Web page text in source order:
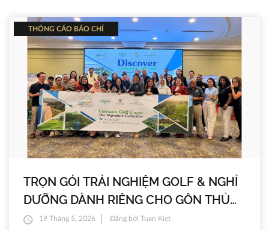
THÔNG CÁO BÁO CHÍ
TRỌN GÓI TRẢI NGHIỆM GOLF & NGHỈ
DƯỠNG DÀNH RIÊNG CHO GÔN THỦ
MALAYSIA TẠI ĐÀ NẴNG
19 Tháng 5, 2026 Đăng bởi Tuan Kiet